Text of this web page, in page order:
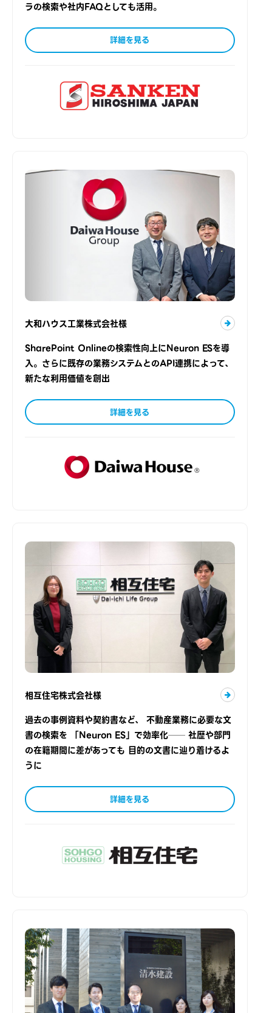
ラの検索や社内FAQとしても活用。
詳細を見る
大和ハウス工業株式会社様
SharePoint Onlineの検索性向上にNeuron ESを導
入。さらに既存の業務システムとのAPI連携によって、
新たな利用価値を創出
詳細を見る
相互住宅株式会社様
過去の事例資料や契約書など、 不動産業務に必要な文
書の検索を 「Neuron ES」で効率化── 社歴や部門
の在籍期間に差があっても 目的の文書に辿り着けるよ
うに
詳細を見る